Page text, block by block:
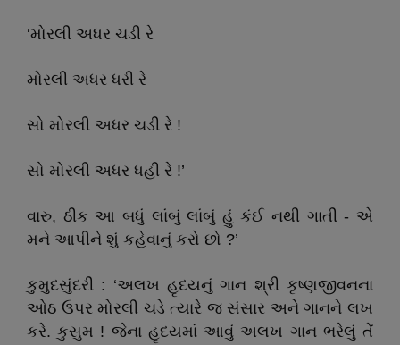
‘મોરલી અધર ચડી રે
મોરલી અધર ધરી રે
સો મોરલી અધર ચડી રે !
સો મોરલી અધર ધહી રે !’
વારુ, ઠીક આ બધું લાંબું લાંબું હું કંઈ નથી ગાતી - એ
મને આપીને શું કહેવાનું કરો છો ?’
કુમુદસુંદરી : ‘અલખ હૃદયનું ગાન શ્રી કૃષ્ણજીવનના
ઓઠ ઉપર મોરલી ચડે ત્યારે જ સંસાર અને ગાનને લખ
કરે. કુસુમ ! જેના હૃદયમાં આવું અલખ ગાન ભરેલું તેં